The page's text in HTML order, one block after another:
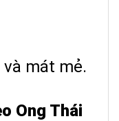
mát mẻ.
Ong Thái